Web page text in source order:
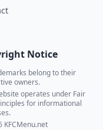
Notice
belong to their
owners.
operates under Fair
for informational
KFCMenu.net